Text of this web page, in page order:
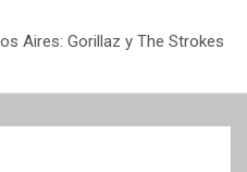
Aires: Gorillaz y The Strokes